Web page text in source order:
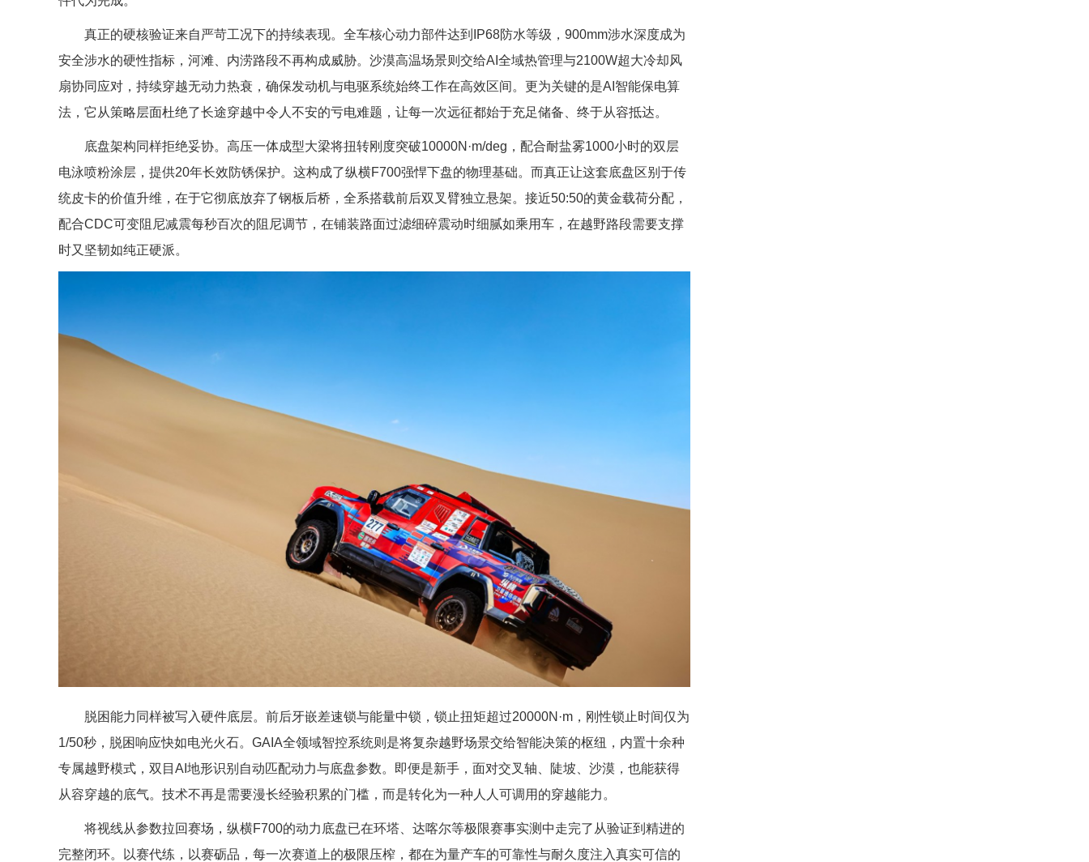
真正的硬核验证来自严苛工况下的持续表现。全车核心动力部件达到IP68防水等级，900mm涉水深度成为
安全涉水的硬性指标，河滩、内涝路段不再构成威胁。沙漠高温场景则交给AI全域热管理与2100W超大冷却风
扇协同应对，持续穿越无动力热衰，确保发动机与电驱系统始终工作在高效区间。更为关键的是AI智能保电算
法，它从策略层面杜绝了长途穿越中令人不安的亏电难题，让每一次远征都始于充足储备、终于从容抵达。
底盘架构同样拒绝妥协。高压一体成型大梁将扭转刚度突破10000N·m/deg，配合耐盐雾1000小时的双层
电泳喷粉涂层，提供20年长效防锈保护。这构成了纵横F700强悍下盘的物理基础。而真正让这套底盘区别于传
统皮卡的价值升维，在于它彻底放弃了钢板后桥，全系搭载前后双叉臂独立悬架。接近50:50的黄金载荷分配，
配合CDC可变阻尼减震每秒百次的阻尼调节，在铺装路面过滤细碎震动时细腻如乘用车，在越野路段需要支撑
时又坚韧如纯正硬派。
脱困能力同样被写入硬件底层。前后牙嵌差速锁与能量中锁，锁止扭矩超过20000N·m，刚性锁止时间仅为
1/50秒，脱困响应快如电光火石。GAIA全领域智控系统则是将复杂越野场景交给智能决策的枢纽，内置十余种
专属越野模式，双目AI地形识别自动匹配动力与底盘参数。即便是新手，面对交叉轴、陡坡、沙漠，也能获得
从容穿越的底气。技术不再是需要漫长经验积累的门槛，而是转化为一种人人可调用的穿越能力。
将视线从参数拉回赛场，纵横F700的动力底盘已在环塔、达喀尔等极限赛事实测中走完了从验证到精进的
完整闭环。以赛代练，以赛砺品，每一次赛道上的极限压榨，都在为量产车的可靠性与耐久度注入真实可信的